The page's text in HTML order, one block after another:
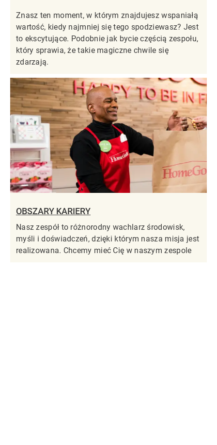
Znasz ten moment, w którym znajdujesz wspaniałą
wartość, kiedy najmniej się tego spodziewasz? Jest
to ekscytujące. Podobnie jak bycie częścią zespołu,
który sprawia, że takie magiczne chwile się
zdarzają.
OBSZARY KARIERY
Nasz zespół to różnorodny wachlarz środowisk,
myśli i doświadczeń, dzięki którym nasza misja jest
realizowana. Chcemy mieć Cię w naszym zespole